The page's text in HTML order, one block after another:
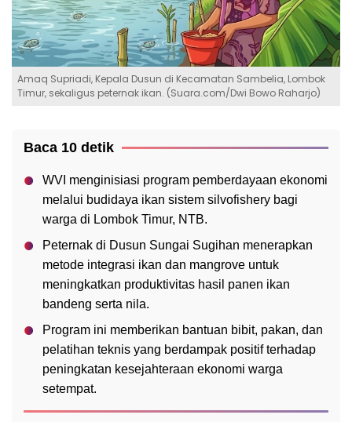
Amaq Supriadi, Kepala Dusun di Kecamatan Sambelia, Lombok
Timur, sekaligus peternak ikan. (Suara.com/Dwi Bowo Raharjo)
Baca 10 detik
WVI menginisiasi program pemberdayaan ekonomi
melalui budidaya ikan sistem silvofishery bagi
warga di Lombok Timur, NTB.
Peternak di Dusun Sungai Sugihan menerapkan
metode integrasi ikan dan mangrove untuk
meningkatkan produktivitas hasil panen ikan
bandeng serta nila.
Program ini memberikan bantuan bibit, pakan, dan
pelatihan teknis yang berdampak positif terhadap
peningkatan kesejahteraan ekonomi warga
setempat.